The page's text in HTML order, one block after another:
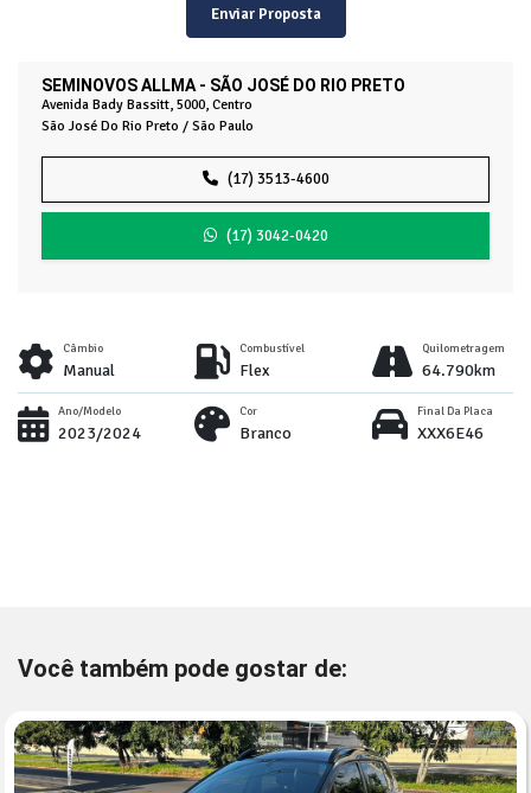
SEMINOVOS ALLMA - SÃO JOSÉ DO RIO PRETO
Avenida Bady Bassitt, 5000, Centro
São José Do Rio Preto / São Paulo
(17) 3513-4600
(17) 3042-0420
Enviar Proposta
Câmbio
Manual
Combustível
Flex
Quilometragem
64.790km
Ano/Modelo
2023/2024
Cor
Branco
Final Da Placa
XXX6E46
Você também pode gostar de: